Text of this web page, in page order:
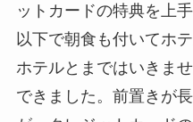
ットカードの特典を上
以下で朝食も付いてホ
ホテルとまではいきま
できました。前置きが